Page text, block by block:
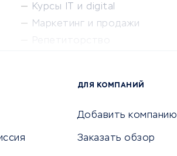
Курсы IT и digital
Маркетинг и продажи
Университеты
ДЛЯ КОМПАНИЙ
Добавить компанию
Заказать обзор